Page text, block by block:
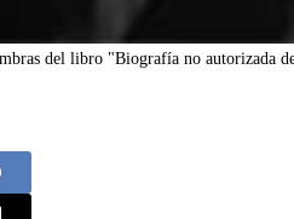
del libro "Biografía no autorizada